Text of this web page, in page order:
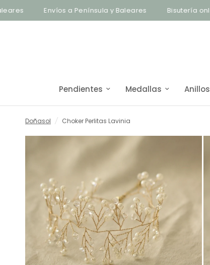
Envíos a Península y Baleares Bisutería online
Pendientes Medallas Anillos
Doñasol / Choker Perlitas Lavinia